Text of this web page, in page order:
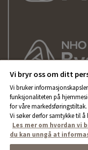
Vi bryr oss om ditt
Vi bruker
funksjonaliteten på
for våre markedsføringstiltak.
Vi søker derfor samtykke til
Les mer om hvordan vi
du kan unngå at